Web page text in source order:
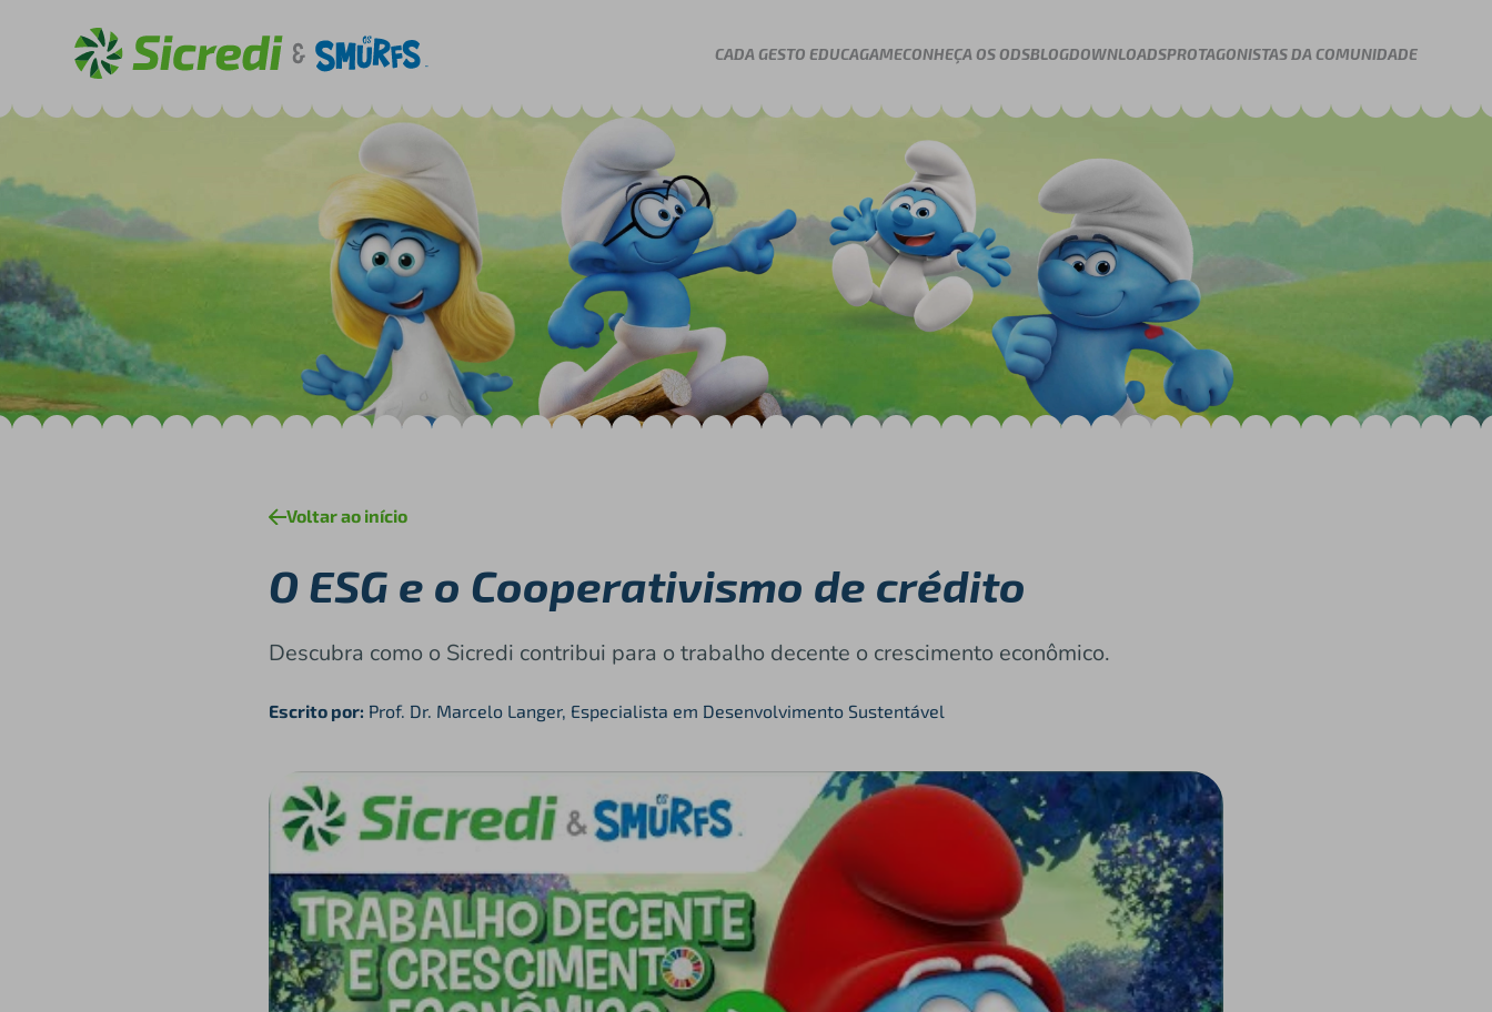
CADA GESTO EDUCAGAMECONHEÇA OS ODSBLOGDOWNLOADSPROTAGONISTAS DA COMUNIDADE
Voltar ao início
O ESG e o Cooperativismo de crédito
Descubra como o Sicredi contribui para o trabalho decente o crescimento econômico.
Escrito por: Prof. Dr. Marcelo Langer, Especialista em Desenvolvimento Sustentável